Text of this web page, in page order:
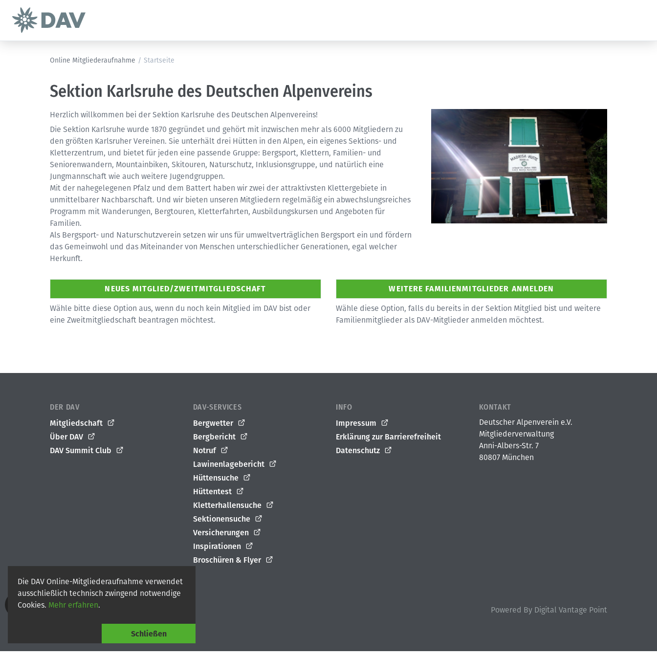
Die DAV Online-Mitgliederaufnahme verwendet
ausschließlich technisch zwingend notwendige
Cookies. Mehr erfahren.
Schließen
Online Mitgliederaufnahme / Startseite
Sektion Karlsruhe des Deutschen Alpenvereins
Herzlich willkommen bei der Sektion Karlsruhe des Deutschen Alpenvereins!
Die Sektion Karlsruhe wurde 1870 gegründet und gehört mit inzwischen mehr als 6000 Mitgliedern zu
den größten Karlsruher Vereinen. Sie unterhält drei Hütten in den Alpen, ein eigenes Sektions- und
Kletterzentrum, und bietet für jeden eine passende Gruppe: Bergsport, Klettern, Familien- und
Seniorenwandern, Mountainbiken, Skitouren, Naturschutz, Inklusionsgruppe, und natürlich eine
Jungmannschaft wie auch weitere Jugendgruppen.
Mit der nahegelegenen Pfalz und dem Battert haben wir zwei der attraktivsten Klettergebiete in
unmittelbarer Nachbarschaft. Und wir bieten unseren Mitgliedern regelmäßig ein abwechslungsreiches
Programm mit Wanderungen, Bergtouren, Kletterfahrten, Ausbildungskursen und Angeboten für
Familien.
Als Bergsport- und Naturschutzverein setzen wir uns für umweltverträglichen Bergsport ein und fördern
das Gemeinwohl und das Miteinander von Menschen unterschiedlicher Generationen, egal welcher
Herkunft.
Wähle bitte diese Option aus, wenn du noch kein Mitglied im DAV bist oder
eine Zweitmitgliedschaft beantragen möchtest.
Wähle diese Option, falls du bereits in der Sektion Mitglied bist und weitere
Familienmitglieder als DAV-Mitglieder anmelden möchtest.
DER DAV
Mitgliedschaft
Über DAV
DAV Summit Club
DAV-SERVICES
Bergwetter
Bergbericht
Notruf
Lawinenlagebericht
Hüttensuche
Hüttentest
Kletterhallensuche
Sektionensuche
Versicherungen
Inspirationen
Broschüren & Flyer
INFO
Impressum
Erklärung zur Barrierefreiheit
Datenschutz
KONTAKT
Deutscher Alpenverein e.V.
Mitgliederverwaltung
Anni-Albers-Str. 7
80807 München
© 2026Deutscher Alpenverein e.V. Powered By Digital Vantage Point